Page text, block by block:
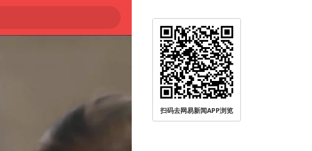
扫码去网易新闻APP浏览